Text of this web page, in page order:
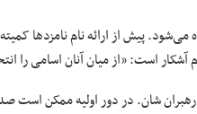
می‌شود. پیش از ارائه نام نامزد‌ها
آشکار است: «از میان آنان اسامی را
شان. در دور اولیه ممکن است